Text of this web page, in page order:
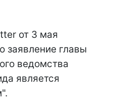
от 3 мая
заявление главы
ведомства
является